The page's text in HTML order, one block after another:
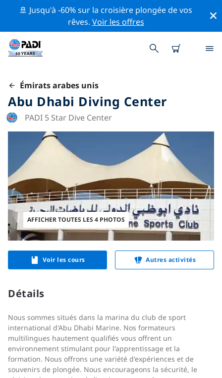
🚢 Jusqu'à -60% sur la croisière plongée de vos
rêves. Voir les offres
Émirats arabes unis
Abu Dhabi Diving Center
PADI 5 Star Dive Center
AFFICHER TOUTES LES 4 PHOTOS
Voir les cours Autres activités
Détails
Nous sommes situés dans la marina du club de sport
international d'Abu Dhabi Marine. Nos formateurs
multilingues hautement qualifiés vous offrent un
environnement stimulant pour l'apprentissage et la
formation. Nous offrons une variété d'expériences et de
souvenirs de plongée. Nous encourageons la sécurité, le